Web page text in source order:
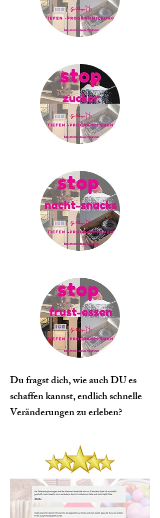
Du fragst dich, wie auch DU es
schaffen kannst, endlich schnelle
Veränderungen zu erleben?